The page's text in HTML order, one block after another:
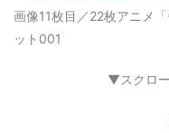
画像11枚目／22枚アニメ
ット001
▼スクロ